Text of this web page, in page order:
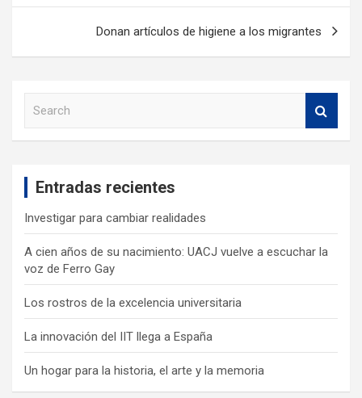
Donan artículos de higiene a los migrantes
Entradas recientes
Investigar para cambiar realidades
A cien años de su nacimiento: UACJ vuelve a escuchar la
voz de Ferro Gay
Los rostros de la excelencia universitaria
La innovación del IIT llega a España
Un hogar para la historia, el arte y la memoria